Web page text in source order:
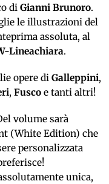
di Gianni Brunoro.
le illustrazioni del
assoluta, al
Lineachiara.
opere di Galleppini,
, Fusco e tanti altri!
volume sarà
(White Edition) che
personalizzata
unica,